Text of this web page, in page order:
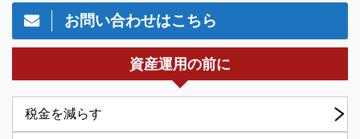
お問い合わせはこちら
資産運用の前に
税金を減らす